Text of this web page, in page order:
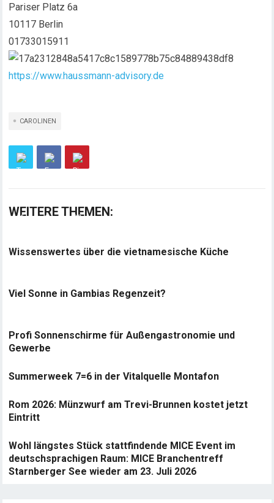
Pariser Platz 6a
10117 Berlin
01733015911
https://www.haussmann-advisory.de
CAROLINEN
WEITERE THEMEN:
Wissenswertes über die vietnamesische Küche
Viel Sonne in Gambias Regenzeit?
Profi Sonnenschirme für Außengastronomie und
Gewerbe
Summerweek 7=6 in der Vitalquelle Montafon
Rom 2026: Münzwurf am Trevi-Brunnen kostet jetzt
Eintritt
Wohl längstes Stück stattfindende MICE Event im
deutschsprachigen Raum: MICE Branchentreff
Starnberger See wieder am 23. Juli 2026